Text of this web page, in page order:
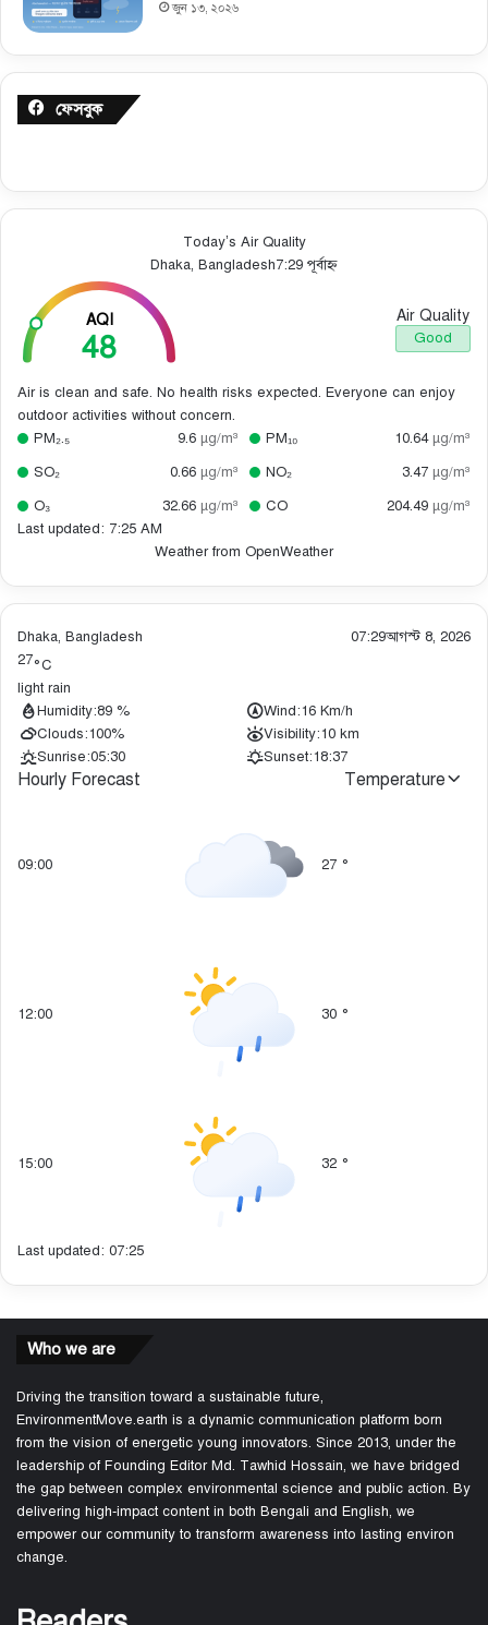
জুন ১৩, ২০২৬
ফেসবুক
Today’s Air Quality
Dhaka, Bangladesh7:29 পূর্বাহ্ন
AQI
48
Air Quality
Good
Air is clean and safe. No health risks expected. Everyone can enjoy
outdoor activities without concern.
PM₂.₅
9.6 µg/m³ PM₁₀ 10.64 µg/m³
SO₂
0.66 µg/m³ NO₂ 3.47 µg/m³
O₃
32.66 µg/m³ CO 204.49 µg/m³
Last updated: 7:25 AM
Weather from OpenWeather
Dhaka, Bangladesh 07:29আগস্ট 8, 2026
27°C
light rain
Humidity:89 % Wind:16 Km/h
Clouds:100% Visibility:10 km
Sunrise:05:30 Sunset:18:37
Hourly Forecast Temperature
09:00 27 °
12:00 30 °
15:00 32 °
Last updated: 07:25
Who we are
Driving the transition toward a sustainable future,
EnvironmentMove.earth is a dynamic communication platform born
from the vision of energetic young innovators. Since 2013, under the
leadership of Founding Editor Md. Tawhid Hossain, we have bridged
the gap between complex environmental science and public action. By
delivering high-impact content in both Bengali and English, we
empower our community to transform awareness into lasting environ
change.